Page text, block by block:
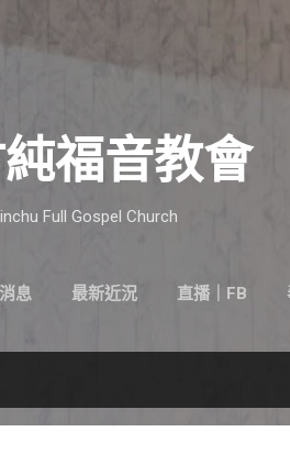
福音教會
Full Gospel Church
息 最新近況 直播｜FB